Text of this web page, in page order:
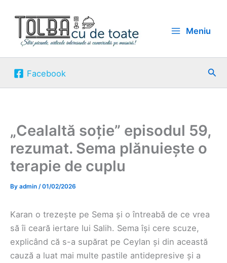
content
Meniu
Facebook
„Cealaltă soție” episodul 59,
rezumat. Sema plănuiește o
terapie de cuplu
By admin /01/02/2026
Karan o trezește pe Sema și o întreabă de ce vrea
să îi ceară iertare lui Salih. Sema își cere scuze,
explicând că s-a supărat pe Ceylan și din această
cauză a luat mai multe pastile antidepresive și a